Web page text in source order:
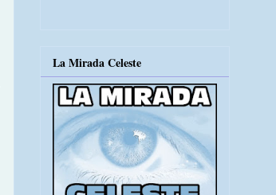
La Mirada Celeste